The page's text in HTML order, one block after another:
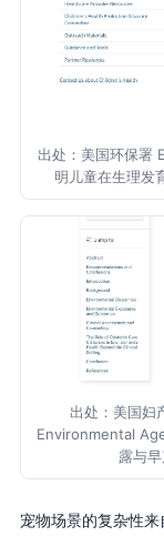
出处：美国环保署
明儿童在生理发
出处：美国妇
Environmental
露与
宠物场景的复杂性